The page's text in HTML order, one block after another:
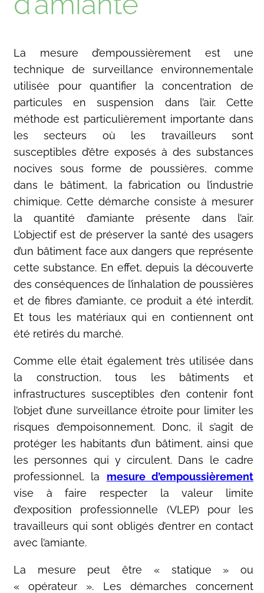
La mesure d’empoussièrement est une
technique de surveillance environnementale
utilisée pour quantifier la concentration de
particules en suspension dans l’air. Cette
méthode est particulièrement importante dans
les secteurs où les travailleurs sont
susceptibles d’être exposés à des substances
nocives sous forme de poussières, comme
dans le bâtiment, la fabrication ou l’industrie
chimique. Cette démarche consiste à mesurer
la quantité d’amiante présente dans l’air.
L’objectif est de préserver la santé des usagers
d’un bâtiment face aux dangers que représente
cette substance. En effet, depuis la découverte
des conséquences de l’inhalation de poussières
et de fibres d’amiante, ce produit a été interdit.
Et tous les matériaux qui en contiennent ont
été retirés du marché.
Comme elle était également très utilisée dans
la construction, tous les bâtiments et
infrastructures susceptibles d’en contenir font
l’objet d’une surveillance étroite pour limiter les
risques d’empoisonnement. Donc, il s’agit de
protéger les habitants d’un bâtiment, ainsi que
les personnes qui y circulent. Dans le cadre
professionnel, la mesure d’empoussièrement
vise à faire respecter la valeur limite
d’exposition professionnelle (VLEP) pour les
travailleurs qui sont obligés d’entrer en contact
avec l’amiante.
La mesure peut être « statique » ou
« opérateur ». Les démarches concernent